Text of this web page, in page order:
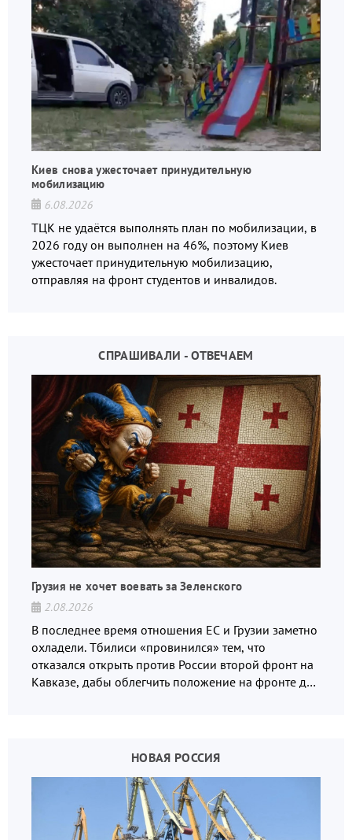
Киев снова ужесточает принудительную
мобилизацию
6.08.2026
ТЦК не удаётся выполнять план по мобилизации, в
2026 году он выполнен на 46%, поэтому Киев
ужесточает принудительную мобилизацию,
отправляя на фронт студентов и инвалидов.
СПРАШИВАЛИ - ОТВЕЧАЕМ
Грузия не хочет воевать за Зеленского
2.08.2026
В последнее время отношения ЕС и Грузии заметно
охладели. Тбилиси «провинился» тем, что
отказался открыть против России второй фронт на
Кавказе, дабы облегчить положение на фронте для
НОВАЯ РОССИЯ